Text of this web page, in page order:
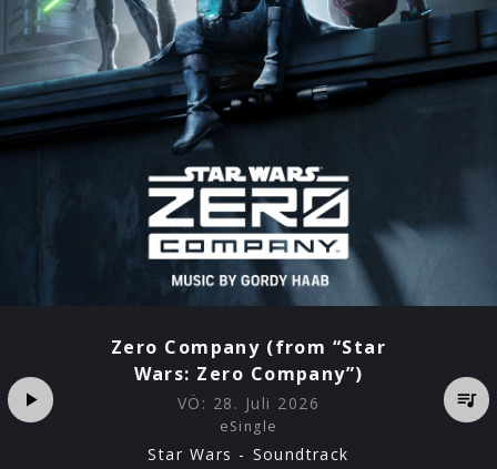
Zero Company (from “Star
Wars: Zero Company”)
VÖ: 28. Juli 2026
eSingle
Star Wars - Soundtrack